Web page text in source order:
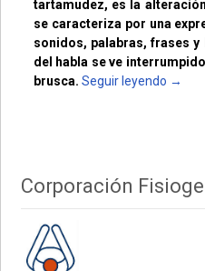
tartamudez, es la
se caracteriza por una
sonidos, palabras, frases
del habla se ve
brusca. Seguir leyendo →
Corporación